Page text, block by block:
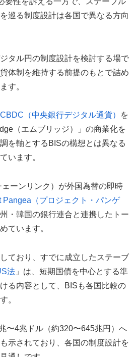
巡る制度設計は各国で異なる方向
タル円の制度設計を検討する場で
体制を維持する前提のもとで詰め
す。
CBDC（中央銀行デジタル通貨）
を
（エムブリッジ）」の商業化を
を軸とするBISの構想とは異なる
います。
ーンリンク）が外国為替の即時
Pangea（プロジェクト・パンゲ
・韓国の銀行連合と連携したトー
ています。
ており、すでに成立したステーブ
法 」は、短期国債を中心とする準
る内容として、BISも各国比較の
。
〜4兆ドル（約320〜645兆円）へ
示されており、各国の制度設計を